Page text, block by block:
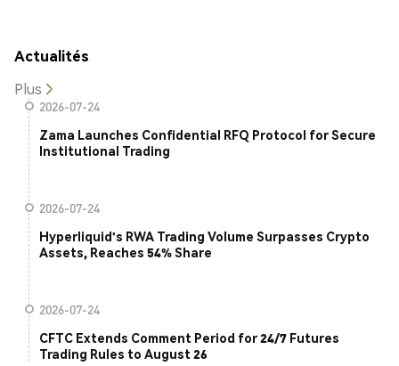
Actualités
Plus
2026-07-24
Zama Launches Confidential RFQ Protocol for Secure
Institutional Trading
2026-07-24
Hyperliquid's RWA Trading Volume Surpasses Crypto
Assets, Reaches 54% Share
2026-07-24
CFTC Extends Comment Period for 24/7 Futures
Trading Rules to August 26